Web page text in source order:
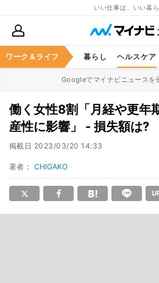
いい仕事は、いい暮
ワーク＆ライフ
ススキル マネー 暮らし ヘルスケア
Googleでマイナビニュースを
働く女性8割「月経や更年
産性に影響」 - 損失額は?
掲載日 2023/03/20 14:33
著者： CHIGAKO